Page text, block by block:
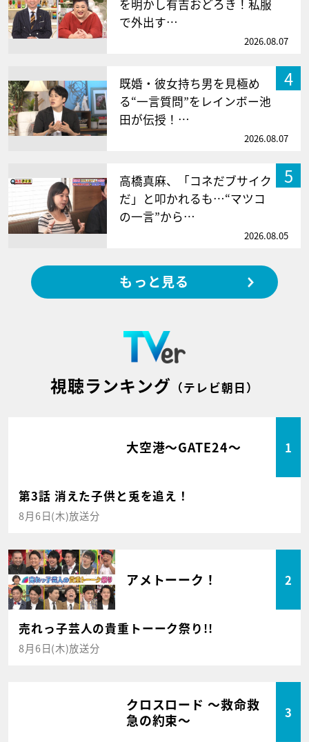
を明かし有吉おどろき！私服
で外出す…
2026.08.07
4
既婚・彼女持ち男を見極め
る“一言質問”をレインボー池
田が伝授！…
2026.08.07
5
高橋真麻、「コネだブサイク
だ」と叩かれるも…“マツコ
の一言”から…
2026.08.05
もっと見る
視聴ランキング （テレビ朝日）
大空港～GATE24～ 1
第3話 消えた子供と兎を追え！
8月6日(木)放送分
アメトーーク！ 2
売れっ子芸人の貴重トーーク祭り!!
8月6日(木)放送分
クロスロード ～救命救
急の約束～
3